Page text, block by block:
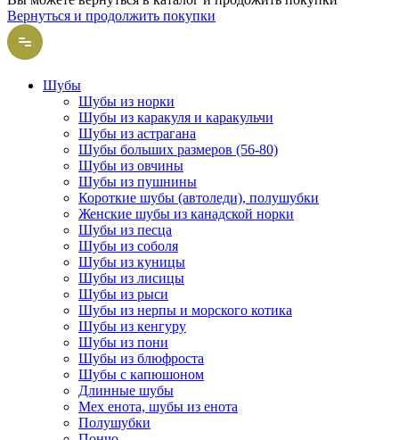
Вернуться и продолжить покупки
Шубы
Шубы из норки
Шубы из каракуля и каракульчи
Шубы из астрагана
Шубы больших размеров (56-80)
Шубы из овчины
Шубы из пушнины
Короткие шубы (автоледи), полушубки
Женские шубы из канадской норки
Шубы из песца
Шубы из соболя
Шубы из куницы
Шубы из лисицы
Шубы из рыси
Шубы из нерпы и морского котика
Шубы из кенгуру
Шубы из пони
Шубы из блюфроста
Шубы с капюшоном
Длинные шубы
Мех енота, шубы из енота
Полушубки